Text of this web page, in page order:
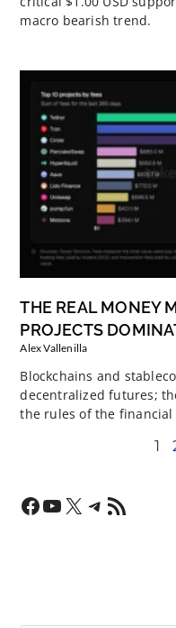
macro bearish trend.
THE REAL MONEY
PROJECTS
Alex Vallenilla
Blockchains and
decentralized futures;
the rules of the financial
1